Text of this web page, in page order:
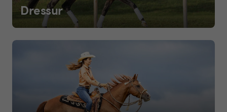
Dressur